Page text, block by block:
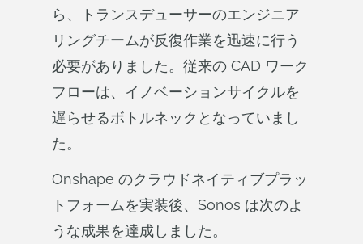
ら、トランスデューサーのエンジニア
リングチームが反復作業を迅速に行う
必要がありました。従来の CAD ワーク
フローは、イノベーションサイクルを
遅らせるボトルネックとなっていまし
た。
Onshape のクラウドネイティブプラッ
トフォームを実装後、Sonos は次のよ
うな成果を達成しました。